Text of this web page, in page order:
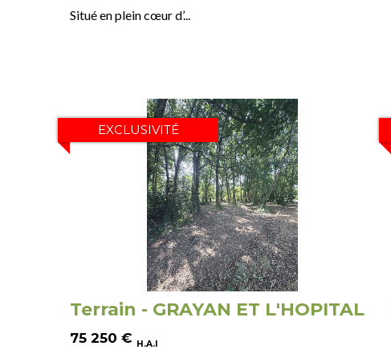
Situé en plein cœur d’...
EXCLUSIVITÉ
Terrain - GRAYAN ET L'HOPITAL
75 250 € H.A.I